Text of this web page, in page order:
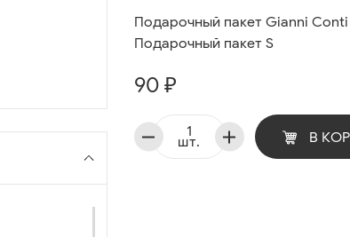
Подарочный пакет Gianni Conti
Подарочный пакет S
90 ₽
шт. В